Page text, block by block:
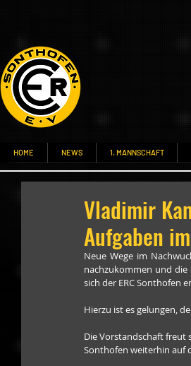
HOME NEWS 1. MANNSCHAFT
Vladimir
Aufgaben
Neue Wege im
nachzukommen und die
sich der ERC Sonthofen
Hierzu ist es gelungen,
Die Vorstandschaft freut
Sonthofen weiterhin auf